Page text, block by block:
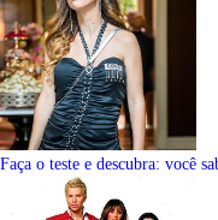
Faça o teste e descubra: você